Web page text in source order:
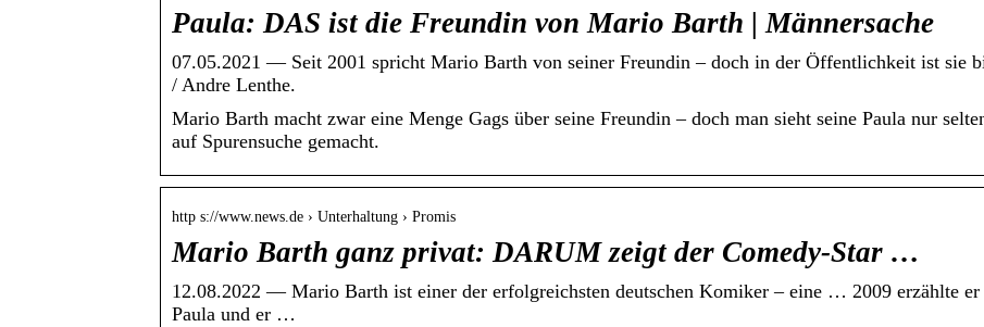
Paula: DAS ist die Freundin von Mario Barth | Männersache
07.05.2021 — Seit 2001 spricht Mario Barth von seiner Freundin – doch in der Öffentlichkeit ist sie
/ Andre Lenthe.
Mario Barth macht zwar eine Menge Gags über seine Freundin – doch man sieht seine Paula nur
auf Spurensuche gemacht.
http s://www.news.de › Unterhaltung › Promis
Mario Barth ganz privat: DARUM zeigt der Comedy-Star …
12.08.2022 — Mario Barth ist einer der erfolgreichsten deutschen Komiker – eine … 2009 erzählte
Paula und er …